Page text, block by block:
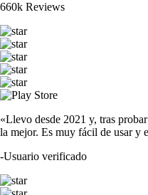
660k Reviews
«Llevo desde 2021 y, tras
la mejor. Es muy fácil de usar y
-Usuario verificado